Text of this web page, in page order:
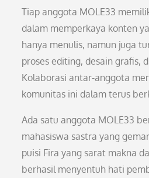
Tiap anggota MOLE33
dalam memperkaya konten
hanya menulis, namun juga
proses editing, desain grafis,
Kolaborasi antar-anggota
komunitas ini dalam terus
Ada satu anggota MOLE33
mahasiswa sastra yang
puisi Fira yang sarat makna
berhasil menyentuh hati